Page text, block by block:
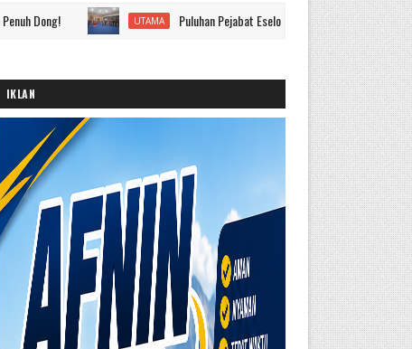
UTAMA Puluhan Pejabat Eselon II hingga IV Pemkot Sungai Penuh
IKLAN